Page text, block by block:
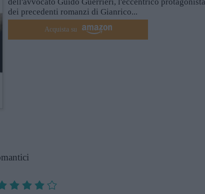
dei precedenti romanzi di Gianrico...
Acquista su